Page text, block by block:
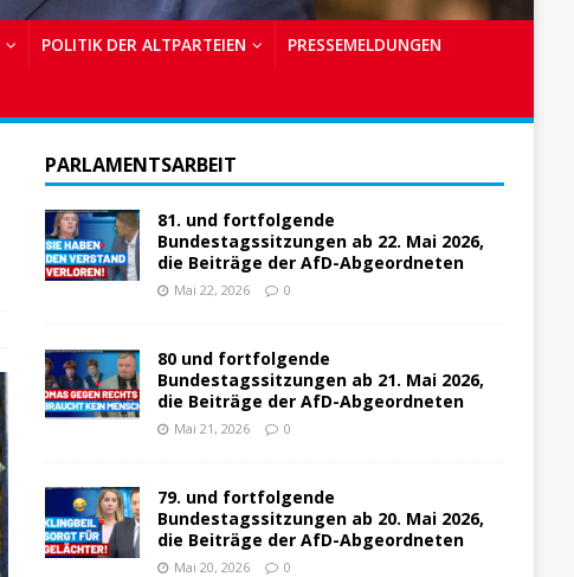
POLITIK DER ALTPARTEIEN PRESSEMELDUNGEN
PARLAMENTSARBEIT
81. und fortfolgende
Bundestagssitzungen ab 22. Mai 2026,
die Beiträge der AfD-Abgeordneten
Mai 22, 2026 0
80 und fortfolgende
Bundestagssitzungen ab 21. Mai 2026,
die Beiträge der AfD-Abgeordneten
Mai 21, 2026 0
79. und fortfolgende
Bundestagssitzungen ab 20. Mai 2026,
die Beiträge der AfD-Abgeordneten
Mai 20, 2026 0